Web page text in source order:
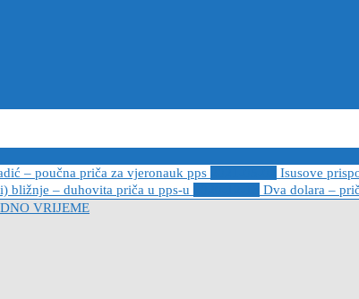
– poučna priča za vjeronauk pps Isusove
bližnje – duhovita priča u pps-u
Dva dolara –
VRIJEME